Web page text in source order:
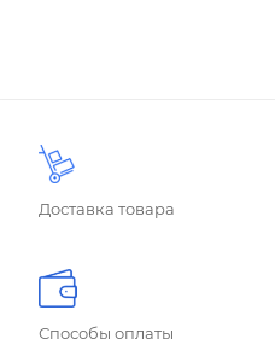
Доставка товара
Способы оплаты